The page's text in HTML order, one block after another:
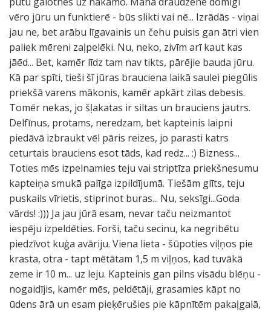
vēro jūru un funktierē - būs slikti vai nē... Izrādās - viņai
jau ne, bet arābu līgavainis un čehu puisis gan ātri vien
paliek mēreni zaļpelēki. Nu, neko, zivīm arī kaut kas
jāēd... Bet, kamēr līdz tam nav tikts, pārējie bauda jūru.
Kā par spīti, tieši šī jūras brauciena laikā saulei piegūlis
priekšā varens mākonis, kamēr apkārt zilas debesis.
Tomēr nekas, jo šļakatas ir siltas un brauciens jautrs.
Delfīnus, protams, neredzam, bet kapteinis laipni
piedāvā izbraukt vēl pāris reizes, jo parasti katrs
ceturtais brauciens esot tāds, kad redz... :) Bizness...
Toties mēs izpelnamies teju vai striptīza priekšnesumu
kapteiņa smukā palīga izpildījumā. Tiešām glīts, teju
puskails vīrietis, stiprinot buras... Nu, seksīgi...Goda
vārds! :))) Ja jau jūrā esam, nevar taču neizmantot
iespēju izpeldēties. Forši, taču secinu, ka negribētu
piedzīvot kuģa avāriju. Viena lieta - šūpoties viļņos pie
krasta, otra - tapt mētātam 1,5 m viļņos, kad tuvākā
zeme ir 10 m... uz leju. Kapteinis gan pilns visādu blēņu -
nogaidījis, kamēr mēs, peldētāji, grasamies kāpt no
ūdens ārā un esam pieķērušies pie kāpnītēm pakaļgalā,